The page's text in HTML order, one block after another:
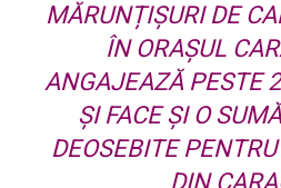
MĂRUNȚIȘURI DE
ÎN ORAȘUL
ANGAJEAZĂ PESTE
ȘI FACE ȘI O
DEOSEBITE
DIN